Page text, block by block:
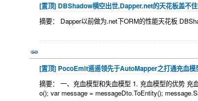
[置顶] DBShadow横空出世,Dapper.net的天花板盖不
摘要： Dapper以前做为.net下ORM的性能天花板
[置顶] PocoEmit遥遥领先于AutoMapper之打通充血模
摘要： 一、充血模型和失血模型 1. 充血模型的优势
o(); var message = messageDto.ToEntity();